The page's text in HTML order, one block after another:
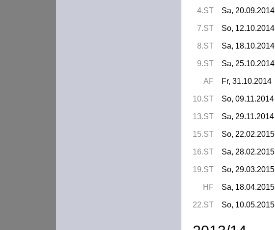
4.ST Sa, 20.09.2014
7.ST So, 12.10.2014
8.ST Sa, 18.10.2014
9.ST Sa, 25.10.2014
AF Fr, 31.10.2014
10.ST So, 09.11.2014
13.ST Sa, 29.11.2014
15.ST So, 22.02.2015
16.ST Sa, 28.02.2015
19.ST So, 29.03.2015
HF Sa, 18.04.2015
22.ST So, 10.05.2015